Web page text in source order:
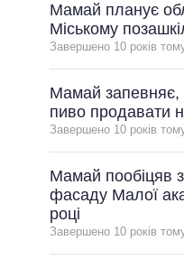
Мамай планує
Міському
Завершено 10 рокiв
Мамай
пиво продавати
Завершено 10 рокiв
Мамай пообіцяв
фасаду Малої
році
Завершено 10 рокiв